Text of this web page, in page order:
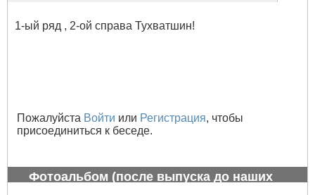
1-ый ряд , 2-ой справа Тухватшин!
Пожалуйста Войти или Регистрация, чтобы
присоединиться к беседе.
Фотоальбом (после выпуска до наших